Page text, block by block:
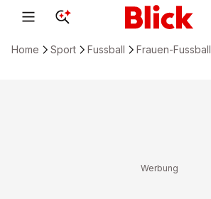
Home Sport Fussball Frauen-Fussball